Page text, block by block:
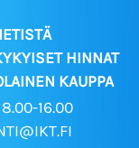
HINNAT
KAUPPA
16.00